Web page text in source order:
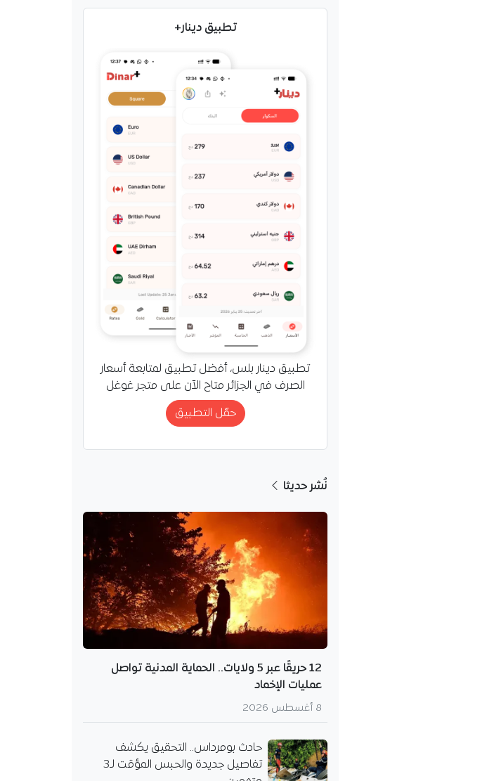
تطبيق دينار+
تطبيق دينار بلس، أفضل تطبيق لمتابعة أسعار
الصرف في الجزائر متاح الآن على متجر غوغل
حمّل التطبيق
نُشر حديثا
12 حريقًا عبر 5 ولايات.. الحماية المدنية تواصل
عمليات الإخماد
8 أغسطس 2026
حادث بومرداس.. التحقيق يكشف
تفاصيل جديدة والحبس المؤقت لـ3